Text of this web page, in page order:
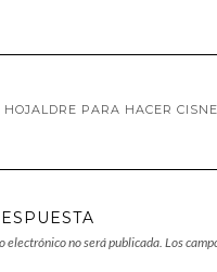
PARA HACER
electrónico no será publicada. Los